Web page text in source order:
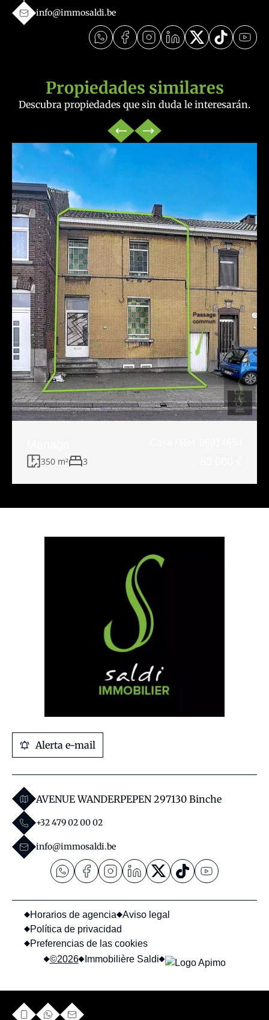
info@immosaldi.be
Propiedades similares
Descubra propiedades que sin duda le interesarán.
350 m² 3
Alerta e-mail
AVENUE WANDERPEPEN 297130 Binche
+32 479 02 00 02
info@immosaldi.be
©2026 Immobilière Saldi
Horarios de agencia
Aviso legal
Política de privacidad
Preferencias de las cookies
Este sitio está protegido por reCAPTCHA y se aplican la